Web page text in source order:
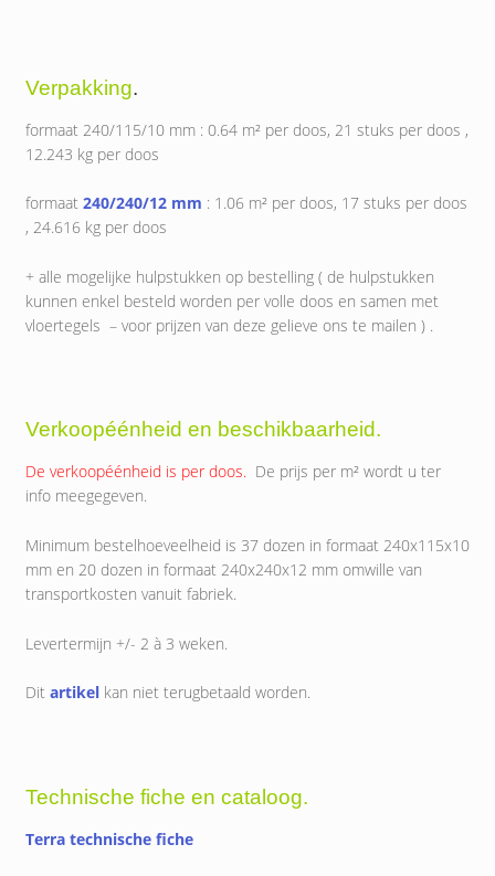
Verpakking.
formaat 240/115/10 mm : 0.64 m² per doos, 21 stuks per doos ,
12.243 kg per doos
formaat 240/240/12 mm : 1.06 m² per doos, 17 stuks per doos
, 24.616 kg per doos
+ alle mogelijke hulpstukken op bestelling ( de hulpstukken
kunnen enkel besteld worden per volle doos en samen met
vloertegels – voor prijzen van deze gelieve ons te mailen ) .
Verkoopéénheid en beschikbaarheid.
De verkoopéénheid is per doos.De prijs per m² wordt u ter
info meegegeven.
Minimum bestelhoeveelheid is 37 dozen in formaat 240x115x10
mm en 20 dozen in formaat 240x240x12 mm omwille van
transportkosten vanuit fabriek.
Levertermijn +/- 2 à 3 weken.
Dit artikelkan niet terugbetaald worden.
Technische fiche en cataloog.
Terra technische fiche